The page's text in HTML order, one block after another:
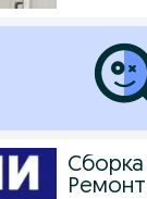
Ремонт